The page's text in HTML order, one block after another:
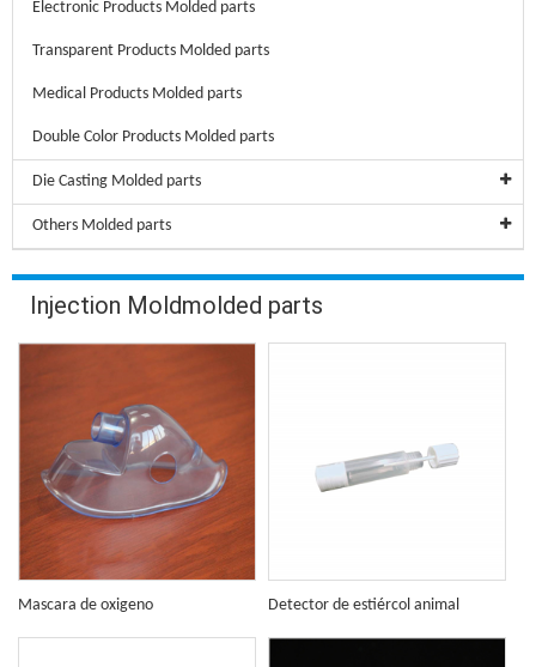
Electronic Products Molded parts
Transparent Products Molded parts
Medical Products Molded parts
Double Color Products Molded parts
Die Casting Molded parts
Others Molded parts
Injection Moldmolded parts
Mascara de oxigeno
Detector de estiércol animal